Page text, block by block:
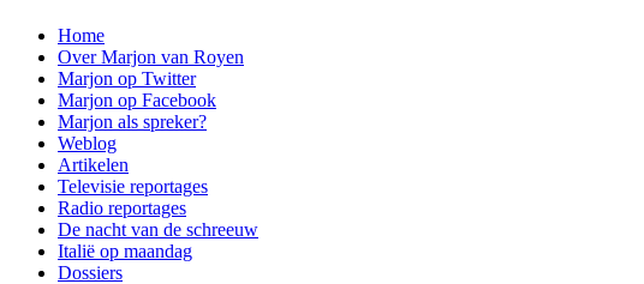
Home
Over Marjon van Royen
Marjon op Twitter
Marjon op Facebook
Marjon als spreker?
Weblog
Artikelen
Televisie reportages
Radio reportages
De nacht van de schreeuw
Italië op maandag
Dossiers